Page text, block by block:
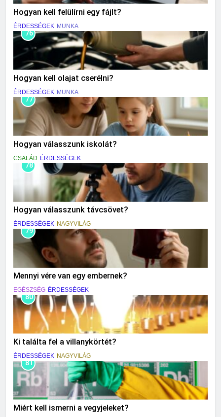
Hogyan kell felülírni egy fájlt?
ÉRDESSÉGEK MUNKA
76
Hogyan kell olajat cserélni?
ÉRDESSÉGEK MUNKA
77
Hogyan válasszunk iskolát?
CSALÁD ÉRDESSÉGEK
78
Hogyan válasszunk távcsövet?
ÉRDESSÉGEK NAGYVILÁG
79
Mennyi vére van egy embernek?
EGÉSZSÉG ÉRDESSÉGEK
80
Ki találta fel a villanykörtét?
ÉRDESSÉGEK NAGYVILÁG
81
Miért kell ismerni a vegyjeleket?